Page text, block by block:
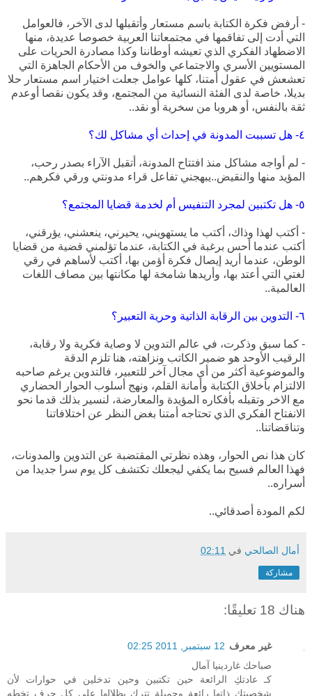
- أرفض فكرة الكتابة باسم مستعار وأتقبلها لدى الآخر، فالعوامل
التي أدت إلى تفاقمها في مجتمعاتنا العربية خصوصا عديدة، منها
الاضطهاد الفكري الذي تعيشه أوطاننا وكذا مصادرة الحريات على
المستويين الأسري والاجتماعي والخوف من الأحكام الجاهزة التي
تعشعش في عقول أمتنا، كلها عوامل جعلت اختيار اسم مستعار حلا
بديلا، خاصة لدى الفئة النسائية من المجتمع، وقد يكون نقصا أوعدم
ثقة بالنفس، أو هروبا من سخرية أو نقد..
٤- هل تسببت المدونة في إحداث أي مشاكل لك؟
- لم أواجه مشاكل منذ افتتاح المدونة، أتقبل الآراء بصدر رحب،
المؤيد منها و النقيض..يبهجني تفاعل قراء مدونتي ورقي فكرهم..
٥- هل تكتبين لمجرد التنفيس أم لخدمة قضايا المجتمع؟
- أكتب لهذا وذاك، أكتب ما يستهويني، يحيرني، ينعشني، يؤرقني،
أكتب عندما أحس برغبة في الكتابة، عندما تؤلمني قضية من قضايا
الوطن، عندما أريد إيصال فكرة أؤمن بها، أكتب لأساهم في رقي
لغتي التي أعتد بها، وأريدها شامخة لها مكانتها بين مصاف اللغات
العالمية..
٦- التدوين بين الرقابة الذاتية وحرية التعبير؟
- كما سبق وذكرت، في عالم التدوين لا وصاية فكرية ولا رقابة،
الرقيب الأوحد هو ضمير الكاتب ونزاهته، هنا تلزم الدقة
والموضوعية أكثر من أي مجال آخر للتعبير، فالتدوين يرغم صاحبه
الالتزام بأخلاق الكتابة وأمانة القلم، ونهج أسلوب الحوار الحضاري
مع الاخر وتقبله بأفكاره المؤيدة والمعارضة، لنسير بذلك قدما نحو
الانفتاح الفكري الذي تحتاجه أمتنا بغض النظر عن اختلافاتنا
وتناقضاتنا..
كان هذا نص الحوار، وهذه نظرتي المقتضبة عن التدوين والمدونات،
فهذا العالم فسيح بما يكفي ليجعلك تكتشف كل يوم سرا جديدا من
أسراره..
لكم المودة أصدقائي..
أمال الصالحي في 02:11
مشاركة
هناك 18 تعليقًا:
غير معرف 12 سبتمبر, 2011 02:25
صباحك غاردينيا آمال
كـ عادتكِ الرائعة حين تكتبين وحين تدخلين في حوارات لأن
شخصيتك ذاتها رائعة وجميلة تترك بظلالها على كل حرف تخطه